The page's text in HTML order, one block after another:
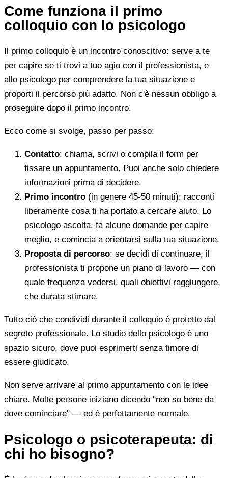
Come funziona il primo
colloquio con lo psicologo
Il primo colloquio è un incontro conoscitivo: serve a te
per capire se ti trovi a tuo agio con il professionista, e
allo psicologo per comprendere la tua situazione e
proporti il percorso più adatto. Non c'è nessun obbligo a
proseguire dopo il primo incontro.
Ecco come si svolge, passo per passo:
Contatto: chiama, scrivi o compila il form per
fissare un appuntamento. Puoi anche solo chiedere
informazioni prima di decidere.
Primo incontro (in genere 45-50 minuti): racconti
liberamente cosa ti ha portato a cercare aiuto. Lo
psicologo ascolta, fa alcune domande per capire
meglio, e comincia a orientarsi sulla tua situazione.
Proposta di percorso: se decidi di continuare, il
professionista ti propone un piano di lavoro — con
quale frequenza vedersi, quali obiettivi raggiungere,
che durata stimare.
Tutto ciò che condividi durante il colloquio è protetto dal
segreto professionale. Lo studio dello psicologo è uno
spazio sicuro, dove puoi esprimerti senza timore di
essere giudicato.
Non serve arrivare al primo appuntamento con le idee
chiare. Molte persone iniziano dicendo "non so bene da
dove cominciare" — ed è perfettamente normale.
Psicologo o psicoterapeuta: di
chi ho bisogno?